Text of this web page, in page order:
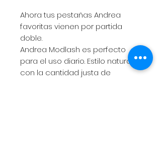
Ahora tus pestañas Andrea
favoritas vienen por partida
doble.
Andrea Modlash es perfecto
para el uso diario. Estilo natural,
con la cantidad justa de